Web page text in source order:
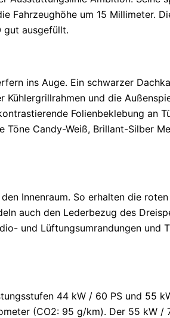
Fahrzeughöhe um 15 Millimeter.
gut ausgefüllt.
ins Auge. Ein schwarzer
und die
Folienbeklebung an
Candy-Weiß, Brillant-Silber
Innenraum. So erhalten die
auch den Lederbezug des
und Lüftungsumrandungen
44 kW / 60 PS und 55
(CO2: 95 g/km). Der 55 kW /